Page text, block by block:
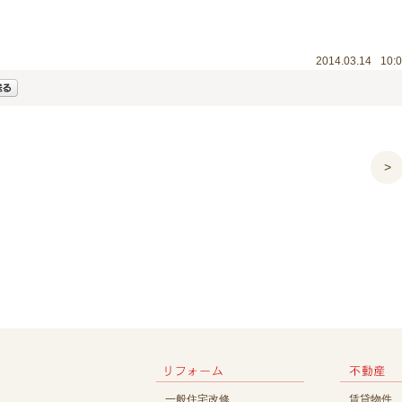
2014.03.14
>
一般住宅改修 賃貸物件